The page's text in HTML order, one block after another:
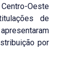
Oeste
de
por